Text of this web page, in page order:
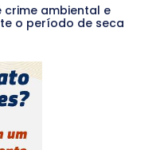
crime ambiental e
o período de seca